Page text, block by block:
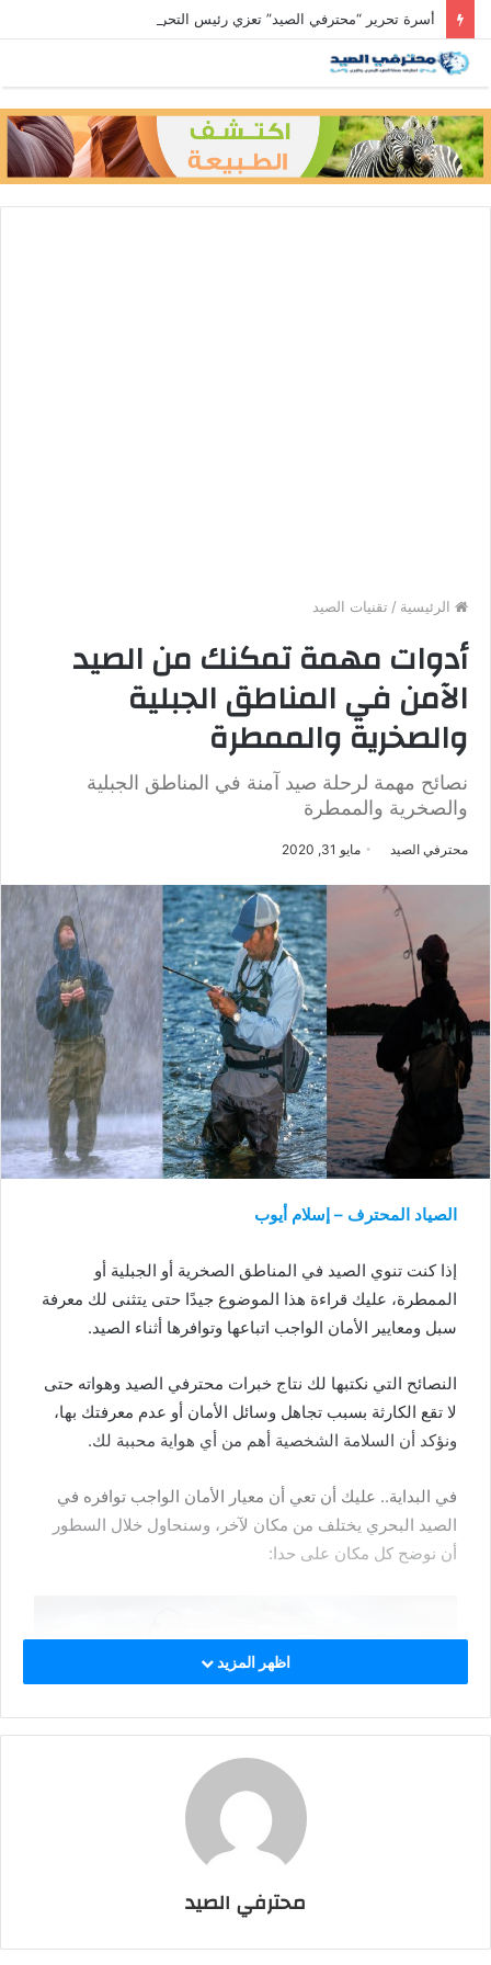
الرئيسية / تقنيات الصيد
أدوات مهمة تمكنك من الصيد
الآمن في المناطق الجبلية
والصخرية والممطرة
نصائح مهمة لرحلة صيد آمنة في المناطق الجبلية
والصخرية والممطرة
محترفي الصيد مايو 31, 2020
الصياد المحترف – إسلام أيوب
إذا كنت تنوي الصيد في المناطق الصخرية أو الجبلية أو
الممطرة، عليك قراءة هذا الموضوع جيدًا حتى يتثنى لك معرفة
سبل ومعايير الأمان الواجب اتباعها وتوافرها أثناء الصيد.
النصائح التي نكتبها لك نتاج خبرات محترفي الصيد وهواته حتى
لا تقع الكارثة بسبب تجاهل وسائل الأمان أو عدم معرفتك بها،
ونؤكد أن السلامة الشخصية أهم من أي هواية محببة لك.
في البداية.. عليك أن تعي أن معيار الأمان الواجب توافره في
الصيد البحري يختلف من مكان لآخر، وسنحاول خلال السطور
أن نوضح كل مكان على حدا:
الرياح أخطر ما يمكن أن تواجهه
في المناطق الجبلية
اظهر المزيد
محترفي الصيد